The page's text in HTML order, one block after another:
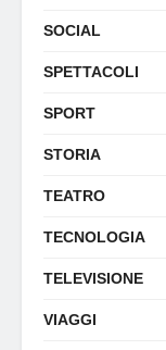
SOCIAL
SPETTACOLI
SPORT
STORIA
TEATRO
TECNOLOGIA
TELEVISIONE
VIAGGI